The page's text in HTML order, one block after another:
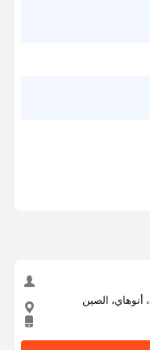
أنوهاي، الصين